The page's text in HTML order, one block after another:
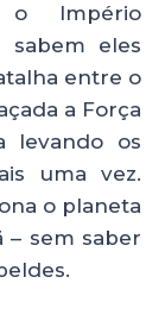
o Império
sabem eles
entre o
a Força
levando os
uma vez.
o planeta
– sem saber